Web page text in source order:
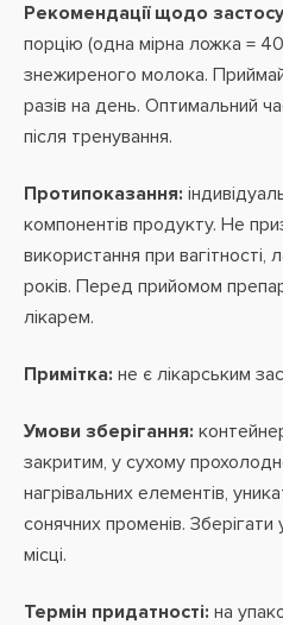
Рекомендації щодо
порцію (одна мірна ложка =
знежиреного молока.
разів на день. Оптимальний
після тренування.
Протипоказання:
компонентів продукту. Не
використання при вагітності,
років. Перед прийомом
лікарем.
Примітка: не є лікарським
Умови зберігання:
закритим, у сухому
нагрівальних елементів,
сонячних променів.
місці.
Термін придатності: на